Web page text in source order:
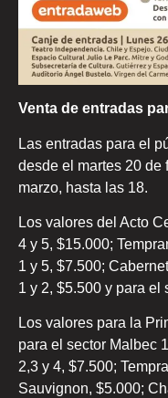
Venta de entradas
Las entradas para el
desde el martes 20 de
marzo, hasta las 18.
Los valores del Acto
4 y 5, $15.000;
1 y 5, $7.500;
1 y 2, $5.500 y para el
Los valores para la
para el sector Malbec
2,3 y 4, $7.500;
Sauvignon, $5.000;